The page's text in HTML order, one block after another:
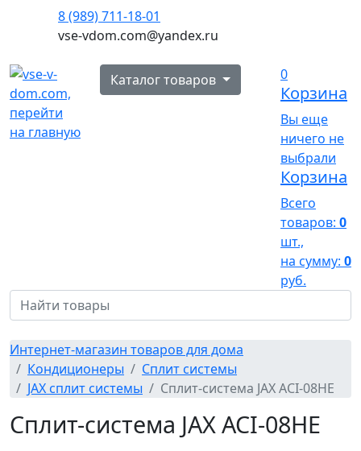
8 (989) 711-18-01
vse-vdom.com@yandex.ru
Каталог товаров 0
Корзина
Вы еще
ничего не
выбрали
Корзина
Всего
товаров: 0
шт.,
на сумму: 0
руб.
Интернет-магазин товаров для дома
Кондиционеры
Сплит системы
JAX сплит системы
Сплит-система JAX ACI-08HE
Сплит-система JAX ACI-08HE